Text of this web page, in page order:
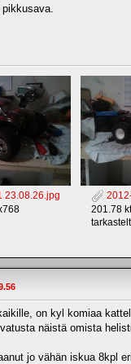
23.08.26.jpg
201.78
on kyl komiaa
näistä omista
jo vähän iskua 8kpl